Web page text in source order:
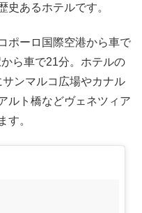
史あるホテルです。
ポーロ国際空港から車で
ら車で21分。ホテルの
ンマルコ広場やカナル
ルト橋などヴェネツィア
す。